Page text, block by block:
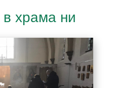
храма ни